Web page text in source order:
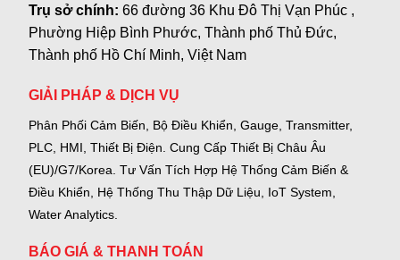
Trụ sở chính:66 đường 36 Khu Đô Thị Vạn Phúc ,
Phường Hiệp Bình Phước, Thành phố Thủ Đức,
Thành phố Hồ Chí Minh, Việt Nam
GIẢI PHÁP & DỊCH VỤ
Phân Phối Cảm Biến, Bộ Điều Khiển, Gauge, Transmitter,
PLC, HMI, Thiết Bị Điện. Cung Cấp Thiết Bị Châu Âu
(EU)/G7/Korea. Tư Vấn Tích Hợp Hệ Thống Cảm Biến &
Điều Khiển, Hệ Thống Thu Thập Dữ Liệu, IoT System,
Water Analytics.
BÁO GIÁ & THANH TOÁN